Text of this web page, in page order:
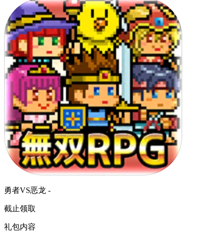
勇者VS恶龙 -
截止领取
礼包内容